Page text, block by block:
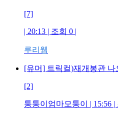
[7]
| 20:13 | 조회 0 |
루리웹
[유머] 트릭컬)재개봉관 나
[2]
퉁퉁이엄마모퉁이 | 15:56 |